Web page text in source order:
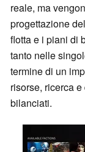
reale, ma
progettazione
flotta e i piani di
tanto nelle
termine di un
risorse, ricerca
bilanciati.